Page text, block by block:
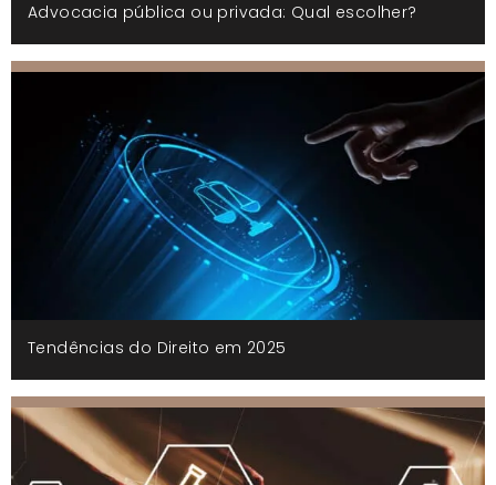
Advocacia pública ou privada: Qual escolher?
Tendências do Direito em 2025